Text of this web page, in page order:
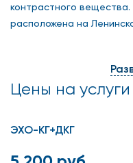
контрастного вещества.
расположена на
сердечно-сосудистых
оборудование,
Показания к
Цены на услуги
ЭХО-КГ+ДКГ